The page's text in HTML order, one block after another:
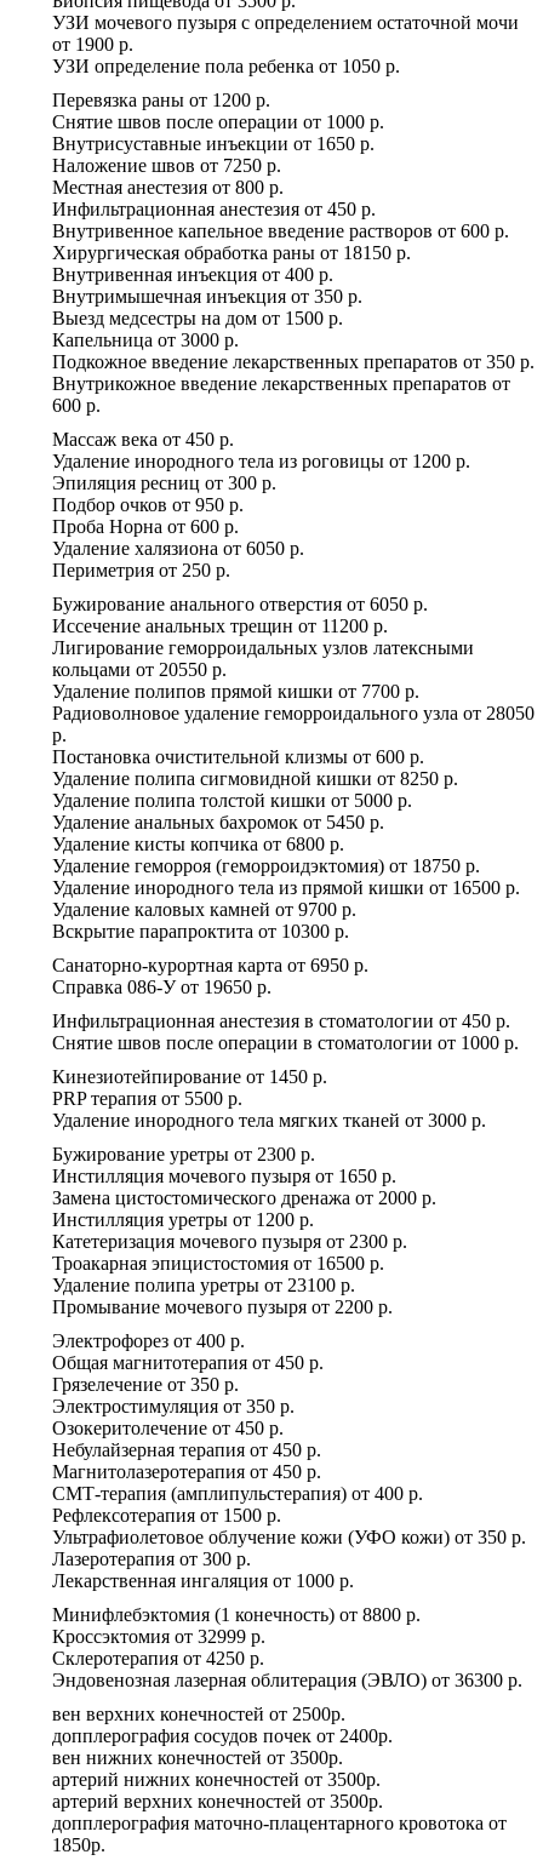
УЗИ мочевого пузыря с определением остаточной мочи
от 1900 р.
УЗИ определение пола ребенка от 1050 р.
Перевязка раны от 1200 р.
Снятие швов после операции от 1000 р.
Внутрисуставные инъекции от 1650 р.
Наложение швов от 7250 р.
Местная анестезия от 800 р.
Инфильтрационная анестезия от 450 р.
Внутривенное капельное введение растворов от 600 р.
Хирургическая обработка раны от 18150 р.
Внутривенная инъекция от 400 р.
Внутримышечная инъекция от 350 р.
Выезд медсестры на дом от 1500 р.
Капельница от 3000 р.
Подкожное введение лекарственных препаратов от 350 р.
Внутрикожное введение лекарственных препаратов от
600 р.
Массаж века от 450 р.
Удаление инородного тела из роговицы от 1200 р.
Эпиляция ресниц от 300 р.
Подбор очков от 950 р.
Проба Норна от 600 р.
Удаление халязиона от 6050 р.
Периметрия от 250 р.
Бужирование анального отверстия от 6050 р.
Иссечение анальных трещин от 11200 р.
Лигирование геморроидальных узлов латексными
кольцами от 20550 р.
Удаление полипов прямой кишки от 7700 р.
Радиоволновое удаление геморроидального узла от 28050
р.
Постановка очистительной клизмы от 600 р.
Удаление полипа сигмовидной кишки от 8250 р.
Удаление полипа толстой кишки от 5000 р.
Удаление анальных бахромок от 5450 р.
Удаление кисты копчика от 6800 р.
Удаление геморроя (геморроидэктомия) от 18750 р.
Удаление инородного тела из прямой кишки от 16500 р.
Удаление каловых камней от 9700 р.
Вскрытие парапроктита от 10300 р.
Санаторно-курортная карта от 6950 р.
Справка 086-Уот 19650 р.
Инфильтрационная анестезия в стоматологии от 450 р.
Снятие швов после операции в стоматологии от 1000 р.
Кинезиотейпирование от 1450 р.
PRP терапия от 5500 р.
Удаление инородного тела мягких тканей от 3000 р.
Бужирование уретры от 2300 р.
Инстилляция мочевого пузыря от 1650 р.
Замена цистостомического дренажа от 2000 р.
Инстилляция уретры от 1200 р.
Катетеризация мочевого пузыря от 2300 р.
Троакарная эпицистостомия от 16500 р.
Удаление полипа уретры от 23100 р.
Промывание мочевого пузыря от 2200 р.
Электрофорез от 400 р.
Общая магнитотерапия от 450 р.
Грязелечение от 350 р.
Электростимуляция от 350 р.
Озокеритолечение от 450 р.
Небулайзерная терапия от 450 р.
Магнитолазеротерапия от 450 р.
СМТ-терапия (амплипульстерапия) от 400 р.
Рефлексотерапия от 1500 р.
Ультрафиолетовое облучение кожи (УФО кожи) от 350 р.
Лазеротерапия от 300 р.
Лекарственная ингаляция от 1000 р.
Минифлебэктомия (1 конечность) от 8800 р.
Кроссэктомия от 32999 р.
Склеротерапия от 4250 р.
Эндовенозная лазерная облитерация (ЭВЛО) от 36300 р.
вен верхних конечностей от 2500р.
допплерография сосудов почек от 2400р.
вен нижних конечностей от 3500р.
артерий нижних конечностей от 3500р.
артерий верхних конечностей от 3500р.
допплерография маточно-плацентарного кровотока от
1850р.